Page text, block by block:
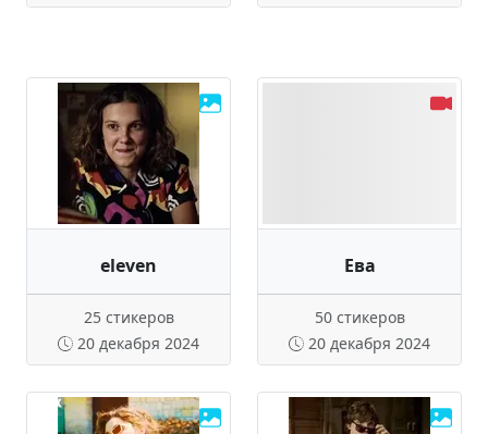
eleven
25 стикеров
20 декабря 2024
Ева
50 стикеров
20 декабря 2024